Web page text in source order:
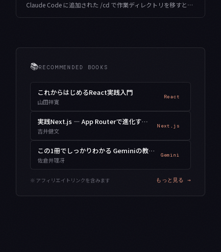
Claude Code に追加された /cd で作業ディレクトリを移すと、プロンプトキャッシュを作り直さずにセッションを別リポジトリへ運べます。複数リポジトリを順に処理する運用での設計判断と落とし穴をまとめました。
📚RECOMMENDED BOOKS
これからはじめるReact実践入門
山田祥寛
React
実践Next.js — App Routerで進化するWebアプリ開発
吉井健文
Next.js
この1冊でしっかりわかる Geminiの教科書
佐倉井理冴
Gemini
※ アフィリエイトリンクを含みます もっと見る →